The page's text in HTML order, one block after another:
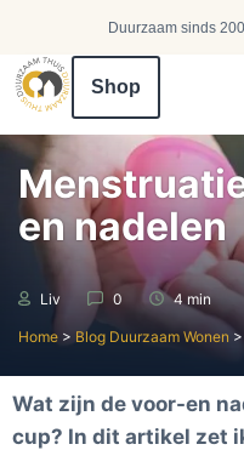
Duurzaam sinds
Shop
en nadelen
Liv 0 4 min
Home > Blog Duurzaam Wonen >
Wat zijn de voor-en
cup? In dit artikel zet